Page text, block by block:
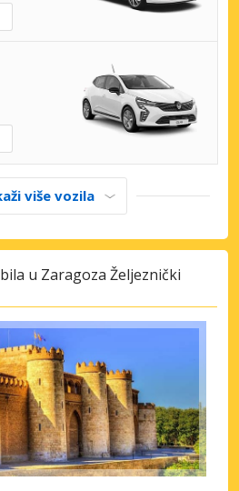
više vozila
u Zaragoza Željeznički